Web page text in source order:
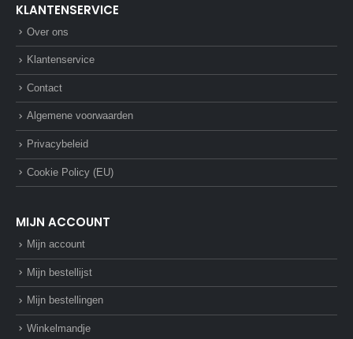
KLANTENSERVICE
Over ons
Klantenservice
Contact
Algemene voorwaarden
Privacybeleid
Cookie Policy (EU)
MIJN ACCOUNT
Mijn account
Mijn bestellijst
Mijn bestellingen
Winkelmandje